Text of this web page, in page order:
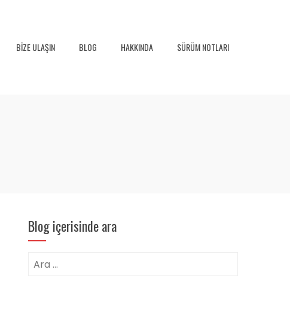
BIZE ULAŞIN BLOG HAKKINDA SÜRÜM NOTLARI
Blog içerisinde ara
Arama: